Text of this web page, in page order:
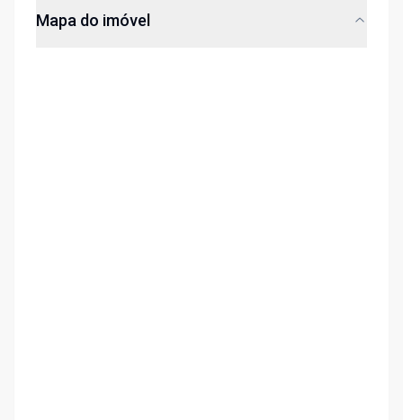
Mapa do imóvel